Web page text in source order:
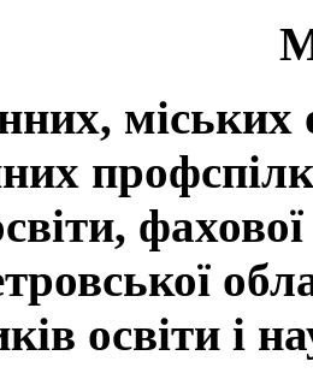
міських
освіти і